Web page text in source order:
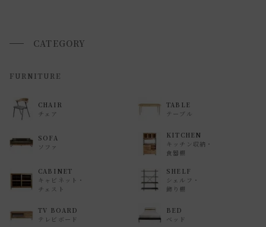
いませ 。
返品・交換について
ご覧ください。
CATEGORY
FURNITURE
CHAIR
チェア
TABLE
テーブル
SOFA
ソファ
KITCHEN
キッチン収納・
食器棚
CABINET
キャビネット・
チェスト
SHELF
シェルフ・
飾り棚
TV BOARD
テレビボード
BED
ベッド